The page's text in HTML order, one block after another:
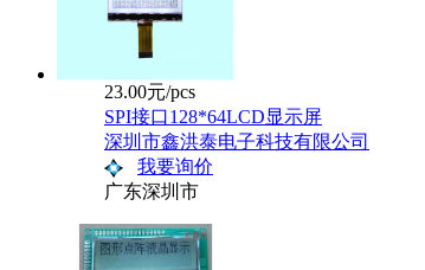
23.00元/pcs
SPI接口128*64LCD显示屏
深圳市鑫洪泰电子科技有限公司
我要询价
广东深圳市